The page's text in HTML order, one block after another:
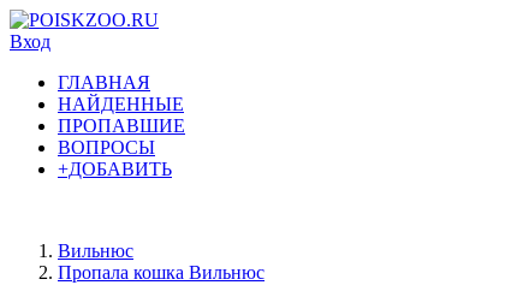
Вход
ГЛАВНАЯ
НАЙДЕННЫЕ
ПРОПАВШИЕ
ВОПРОСЫ
+ДОБАВИТЬ
Вильнюс
Пропала кошка Вильнюс